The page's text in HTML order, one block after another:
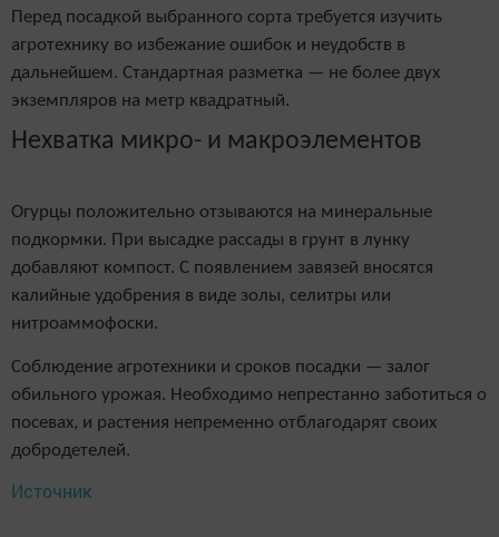
Перед посадкой выбранного сорта требуется изучить
агротехнику во избежание ошибок и неудобств в
дальнейшем. Стандартная разметка — не более двух
экземпляров на метр квадратный.
Нехватка микро- и макроэлементов
Огурцы положительно отзываются на минеральные
подкормки. При высадке рассады в грунт в лунку
добавляют компост. С появлением завязей вносятся
калийные удобрения в виде золы, селитры или
нитроаммофоски.
Соблюдение агротехники и сроков посадки — залог
обильного урожая. Необходимо непрестанно заботиться о
посевах, и растения непременно отблагодарят своих
добродетелей.
Источник